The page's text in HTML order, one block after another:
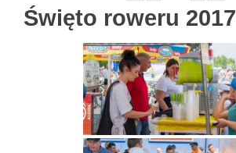
Święto roweru 2017